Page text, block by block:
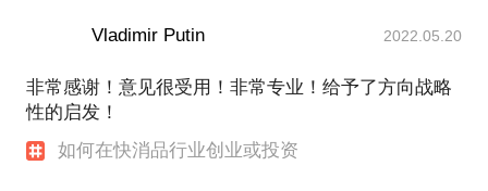
Vladimir Putin 2022.05.20
非常感谢！意见很受用！非常专业！给予了方向战略
性的启发！
如何在快消品行业创业或投资